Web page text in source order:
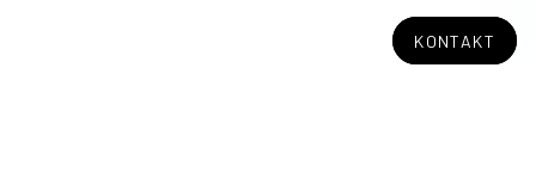
KONTAKT